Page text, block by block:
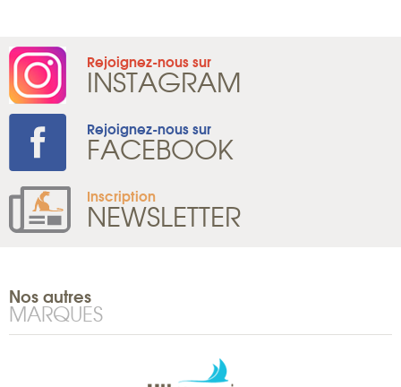
Rejoignez-nous sur
INSTAGRAM
Rejoignez-nous sur
FACEBOOK
Inscription
NEWSLETTER
Nos autres
MARQUES